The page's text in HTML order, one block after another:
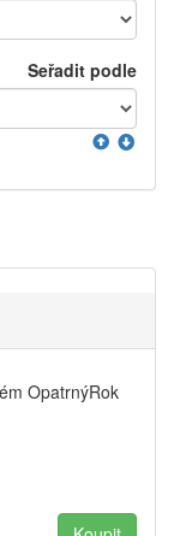
Seřadit podle
OpatrnýRok